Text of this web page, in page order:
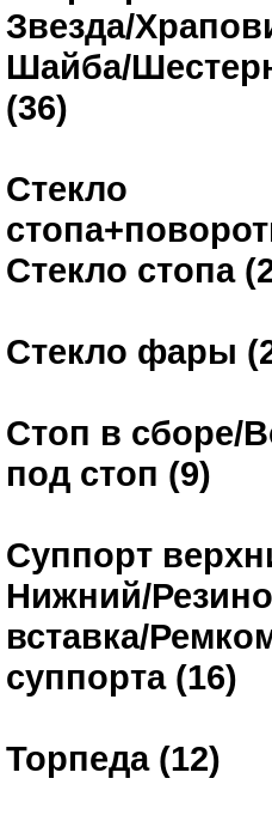
Звезда/
Шайба/
(36)
Стекло
Стекло стопа
Стекло фары
Стоп в сборе/
под стоп (9)
Суппорт
Нижний/
вставка/
суппорта (16)
Торпеда (12)